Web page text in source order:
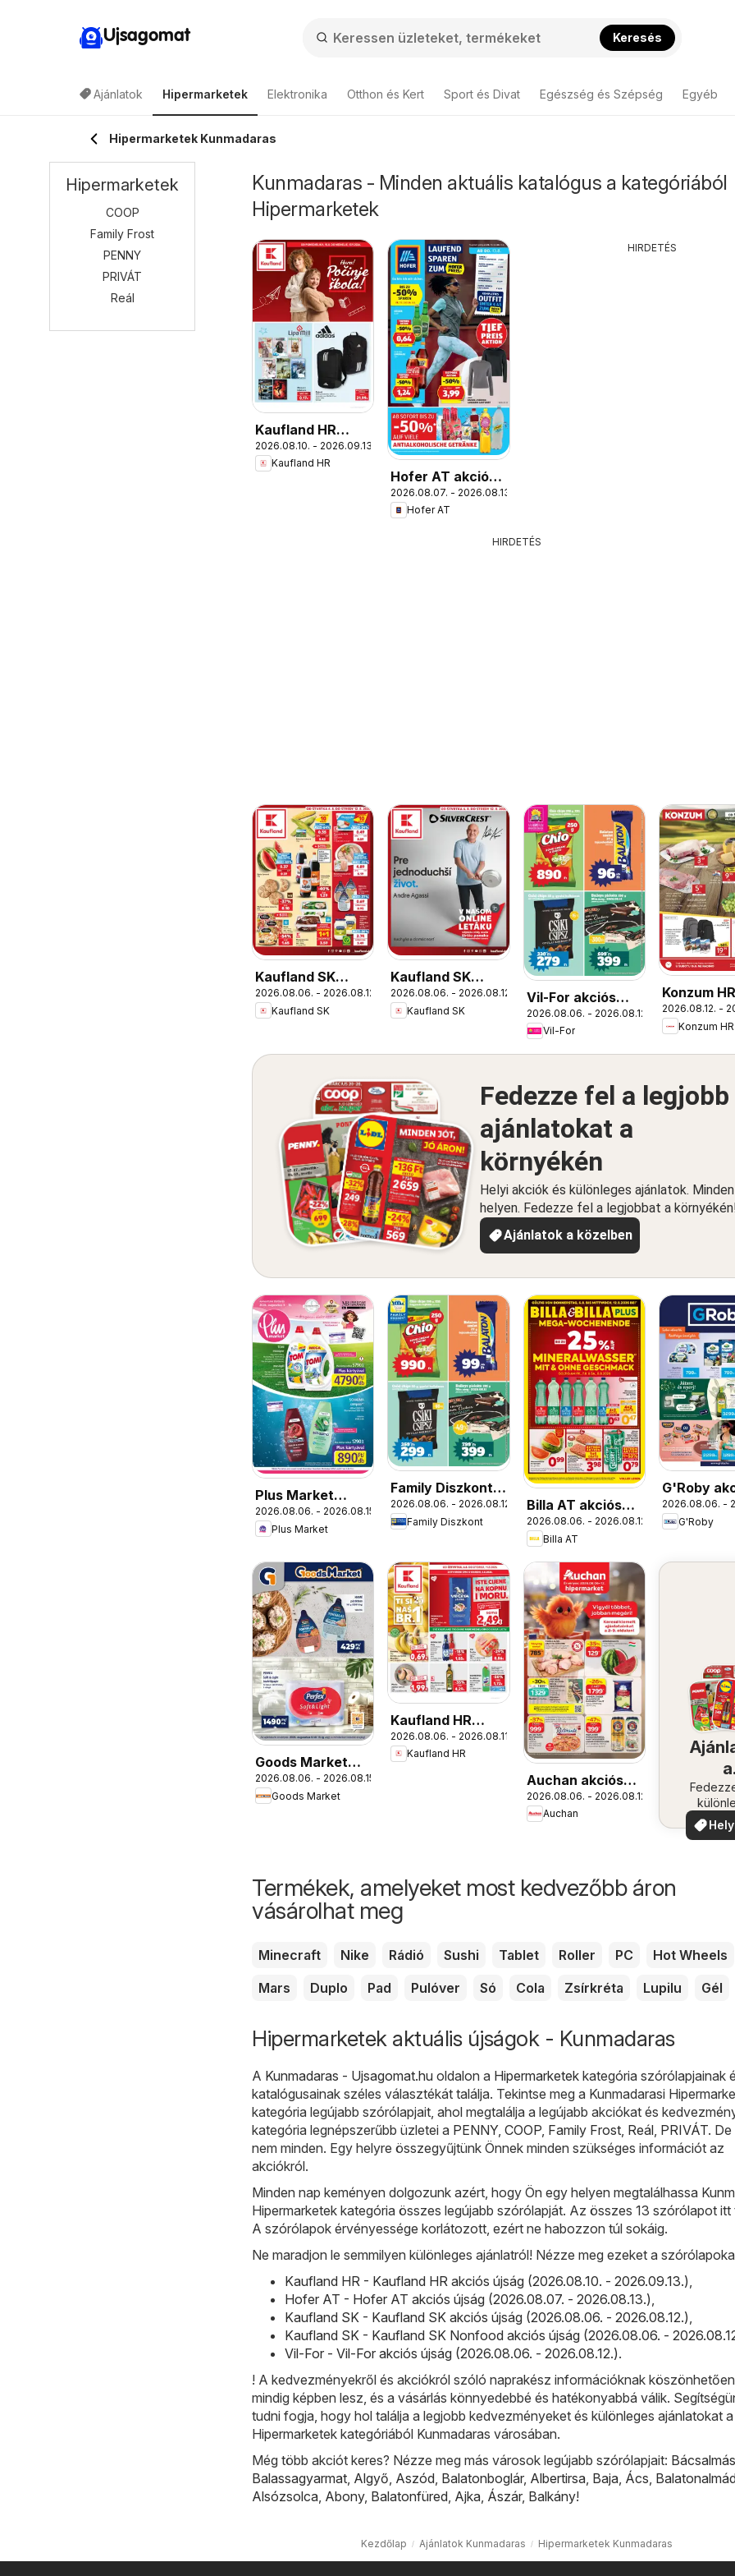
Ujsagomat Keresés
Ajánlatok Hipermarketek Elektronika Otthon és Kert Sport és Divat Egészség és Szépség Egyéb
Hipermarketek Kunmadaras
Kunmadaras - Minden aktuális katalógus a kategóriából
Hipermarketek
Kaufland HR
akciós újság
2026.08.10. - 2026.09.13.
Kaufland HR
Hofer AT akciós
újság
2026.08.07. - 2026.08.13.
Hofer AT
HIRDETÉS
HIRDETÉS
Kaufland SK
akciós újság
2026.08.06. - 2026.08.12.
Kaufland SK
Kaufland SK
Nonfood akciós
újság
2026.08.06. - 2026.08.12.
Kaufland SK
Vil-For akciós
újság
2026.08.06. - 2026.08.12.
Vil-For
Konzum HR
akciós
2026.08.12. -
Konzum HR
Fedezze fel a legjobb
ajánlatokat a
környékén
Helyi akciók és különleges ajánlatok.
helyen. Fedezze fel a legjobbat a
Ajánlatok a közelben
Plus Market
akciós újság
2026.08.06. - 2026.08.15.
Plus Market
Family Diszkont
akciós újság
2026.08.06. - 2026.08.12.
Family Diszkont
Billa AT akciós
újság
2026.08.06. - 2026.08.12.
Billa AT
G'Roby
újság
2026.08.06. -
G'Roby
Goods Market
akciós újság
2026.08.06. - 2026.08.15.
Goods Market
Kaufland HR
akciós újság
2026.08.06. - 2026.08.11.
Kaufland HR
Auchan akciós
újság
2026.08.06. - 2026.08.12.
Auchan
a
Termékek, amelyeket most kedvezőbb áron
vásárolhat meg
Minecraft Nike Rádió Sushi Tablet Roller PC
Hot Wheels
Mars
Duplo Pad Pulóver Só Cola Zsírkréta Lupilu Gél
Hipermarketek aktuális újságok - Kunmadaras
A Kunmadaras - Ujsagomat.hu oldalon a Hipermarketek kategória szórólapjainak
katalógusainak széles választékát találja. Tekintse meg a Kunmadarasi
kategória legújabb szórólapjait, ahol megtalálja a legújabb akciókat és
kategória legnépszerűbb üzletei a PENNY, COOP Family Frost Reál PRIVÁT.
nem minden. Egy helyre összegyűjtünk Önnek minden szükséges információt az
akciókról.
Minden nap keményen dolgozunk azért, hogy Ön egy helyen megtalálhassa
Hipermarketek kategória összes legújabb szórólapját. Az összes 13 szórólapot itt
A szórólapok érvényessége korlátozott, ezért ne habozzon túl sokáig.
Ne maradjon le semmilyen különleges ajánlatról! Nézze meg ezeket a
Kaufland HR - Kaufland HR akciós újság (2026.08.10. - 2026.09.13.)
Hofer AT - Hofer AT akciós újság (2026.08.07. - 2026.08.13.)
Kaufland SK - Kaufland SK akciós újság (2026.08.06. - 2026.08.12.)
Kaufland SK - Kaufland SK Nonfood akciós újság (2026.08.06. -
Vil-For - Vil-For akciós újság (2026.08.06. - 2026.08.12.).
! A kedvezményekről és akciókról szóló naprakész információknak
mindig képben lesz, és a vásárlás könnyedebbé és hatékonyabbá válik.
tudni fogja, hogy hol találja a legjobb kedvezményeket és különleges ajánlatokat a
Hipermarketek kategóriából Kunmadaras városában.
Még több akciót keres? Nézze meg más városok legújabb szórólapjait: Bácsalmás
Balassagyarmat Algyő Aszód Balatonboglár, Albertirsa Baja Ács
Alsózsolca Abony, Balatonfüred Ajka Ászár, Balkány!
Kezdőlap Ajánlatok Kunmadaras Hipermarketek Kunmadaras
Hipermarketek
COOP
Family Frost
PENNY
PRIVÁT
Reál